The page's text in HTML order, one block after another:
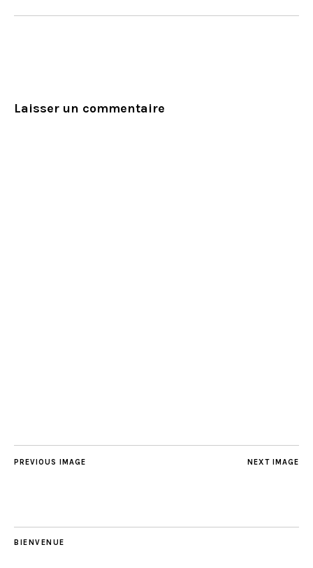
Laisser un commentaire
NEXT IMAGE
PREVIOUS IMAGE
BIENVENUE